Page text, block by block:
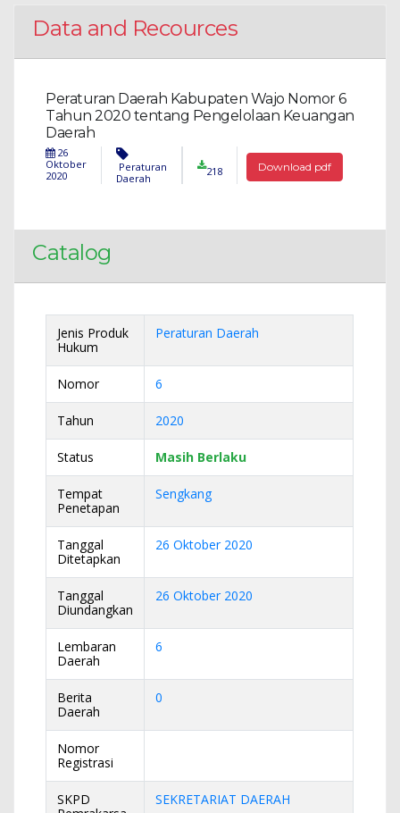
Data and Recources
Peraturan Daerah Kabupaten Wajo Nomor 6
Tahun 2020 tentang Pengelolaan Keuangan
Daerah
Download pdf
26
Oktober
2020
Peraturan
Daerah
218
Catalog
Jenis Produk
Hukum
Peraturan Daerah
Nomor 6
Tahun 2020
Status Masih Berlaku
Tempat
Penetapan
Sengkang
Tanggal
Ditetapkan
26 Oktober 2020
Tanggal
Diundangkan
26 Oktober 2020
Lembaran
Daerah
6
Berita
Daerah
0
Nomor
Registrasi
SKPD
SEKRETARIAT DAERAH